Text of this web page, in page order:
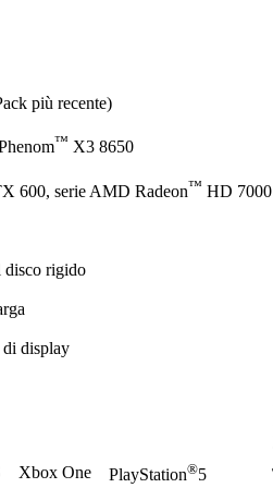
più recente)
™ X3 8650
600, serie AMD Radeon™ HD 7000
disco rigido
display
Xbox One PlayStation®5